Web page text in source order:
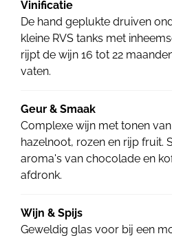
Vinificatie
De hand geplukte druiven
kleine RVS tanks met
rijpt de wijn 16 tot 22
vaten.
Geur & Smaak
Complexe wijn met tonen
hazelnoot, rozen en rijp fruit.
aroma's van chocolade en
afdronk.
Wijn & Spijs
Geweldig glas voor bij een